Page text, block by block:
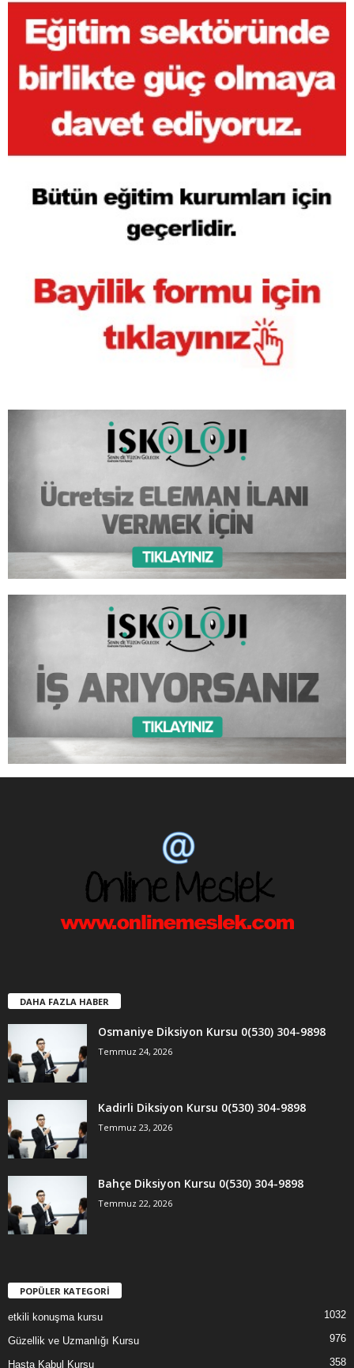
DAHA FAZLA HABER
Osmaniye Diksiyon Kursu 0(530) 304-9898
Temmuz 24, 2026
Kadirli Diksiyon Kursu 0(530) 304-9898
Temmuz 23, 2026
Bahçe Diksiyon Kursu 0(530) 304-9898
Temmuz 22, 2026
POPÜLER KATEGORİ
etkili konuşma kursu 1032
Güzellik ve Uzmanlığı Kursu 976
Hasta Kabul Kursu 358